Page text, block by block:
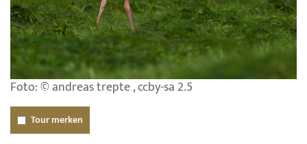
Foto: © andreas trepte , ccby-sa 2.5
Tour merken